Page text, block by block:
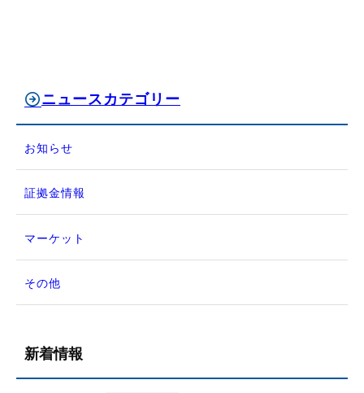
ニュースカテゴリー
お知らせ
証拠金情報
マーケット
その他
新着情報